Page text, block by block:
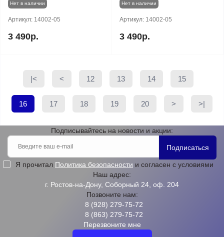
Нет в наличии
Артикул: 14002-05
3 490р.
Нет в наличии
Артикул: 14002-05
3 490р.
|< < 12 13 14 15
16 17 18 19 20 > >|
Подписывайтесь на новости и акции:
Подписаться
Я прочитал Политика безопасности и согласен с условиями
Наш адрес:
г. Ростов-на-Дону, Соборный 24, оф. 204
Позвоните нам:
8 (928) 279-75-72
8 (863) 279-75-72
Перезвоните мне